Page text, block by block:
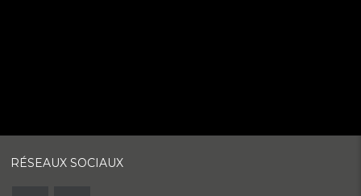
RÉSEAUX SOCIAUX